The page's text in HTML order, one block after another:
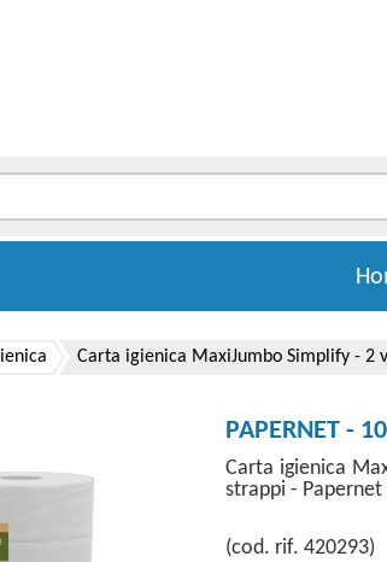
Carta igienica MaxiJumbo Simplify -
PAPERNET -
Carta igienica
strappi - Papernet
(cod. rif. 420293)